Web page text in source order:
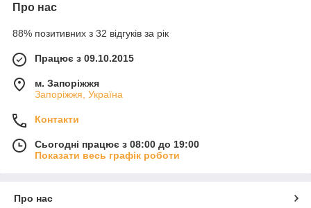
Про нас
88% позитивних з 32 відгуків за рік
Працює з 09.10.2015
м. Запоріжжя
Запоріжжя, Україна
Контакти
Сьогодні працює з 08:00 до 19:00
Показати весь графік роботи
Про нас